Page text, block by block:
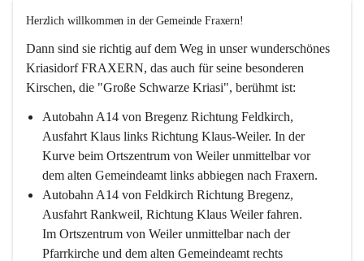
Herzlich willkommen in der Gemeinde Fraxern!
Dann sind sie richtig auf dem Weg in unser wunderschönes
Kriasidorf FRAXERN, das auch für seine besonderen
Kirschen, die "Große Schwarze Kriasi", berühmt ist:
Autobahn A14 von Bregenz Richtung Feldkirch,
Ausfahrt Klaus links Richtung Klaus-Weiler. In der
Kurve beim Ortszentrum von Weiler unmittelbar vor
dem alten Gemeindeamt links abbiegen nach Fraxern.
Autobahn A14 von Feldkirch Richtung Bregenz,
Ausfahrt Rankweil, Richtung Klaus Weiler fahren.
Im Ortszentrum von Weiler unmittelbar nach der
Pfarrkirche und dem alten Gemeindeamt rechts